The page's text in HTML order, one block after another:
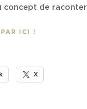
concept de raconter
ICI !
THE
BONE
X